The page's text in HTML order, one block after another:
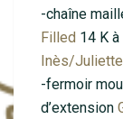
-chaîne
Filled 14 K
Inès/
-fermoir
d’extension